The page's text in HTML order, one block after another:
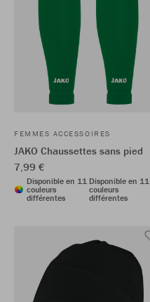
FEMMES ACCESSOIRES
JAKO Chaussettes sans pied
7,99 €
Disponible en 11
couleurs
différentes
Disponible en 11
couleurs
différentes